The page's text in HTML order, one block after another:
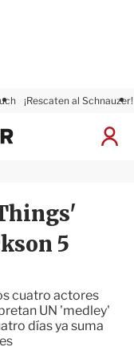
¡Rescaten al Schnauzer!
I
ó
x
s
i
r
5
cuatro actores
UN 'medley'
días ya suma